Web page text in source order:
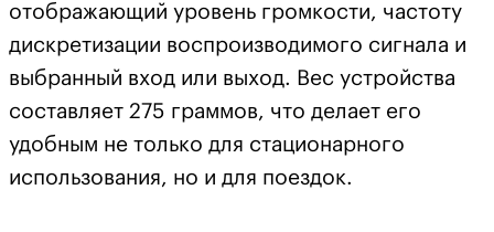
отображающий уровень громкости, частоту
дискретизации воспроизводимого сигнала и
выбранный вход или выход. Вес устройства
составляет 275 граммов, что делает его
удобным не только для стационарного
использования, но и для поездок.